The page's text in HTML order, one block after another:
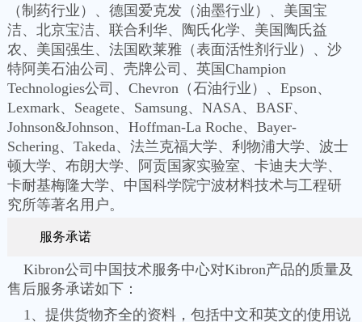
（制药行业）、德国爱克发（油墨行业）、美国宝
洁、北京宝洁、联合利华、陶氏化学、美国陶氏益
农、美国强生、法国欧莱雅（表面活性剂行业）、沙
特阿美石油公司、壳牌公司、英国Champion
Technologies公司、Chevron（石油行业）、Epson、
Lexmark、Seagete、Samsung、NASA、BASF、
Johnson&Johnson、Hoffman-La Roche、Bayer-
Schering、Takeda、法兰克福大学、利物浦大学、波士
顿大学、布朗大学、阿贡国家实验室、卡迪夫大学、
卡耐基梅隆大学、中国科学院宁波材料技术与工程研
究所等著名用户。
服务承诺
Kibron公司中国技术服务中心对Kibron产品的质量及
售后服务承诺如下：
1、提供货物齐全的资料，包括中文和英文的使用说